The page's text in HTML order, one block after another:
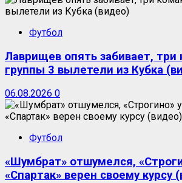
Футбол
Лаврищев опять забивает,
группы 3 вылетели из Кубка
06.08.2026 0
Футбол
«Шумбрат» отшумелся,
«Спартак» верен своему курсу